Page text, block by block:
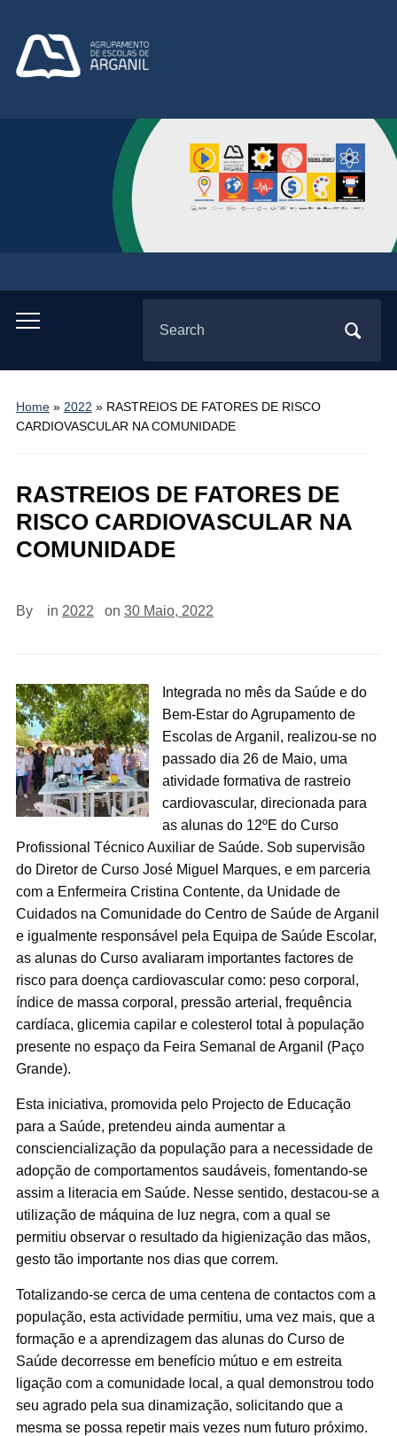
Toggle
menu
for:
Home» 2022 » RASTREIOS DE FATORES DE RISCO
CARDIOVASCULAR NA COMUNIDADE
RASTREIOS DE FATORES DE
RISCO CARDIOVASCULAR NA
COMUNIDADE
By in 2022 on 30 Maio, 2022
Integrada no mês da Saúde e do
Bem-Estar do Agrupamento de
Escolas de Arganil, realizou-se no
passado dia 26 de Maio, uma
atividade formativa de rastreio
cardiovascular, direcionada para
as alunas do 12ºE do Curso
Profissional Técnico Auxiliar de Saúde. Sob supervisão
do Diretor de Curso José Miguel Marques, e em parceria
com a Enfermeira Cristina Contente, da Unidade de
Cuidados na Comunidade do Centro de Saúde de Arganil
e igualmente responsável pela Equipa de Saúde Escolar,
as alunas do Curso avaliaram importantes factores de
risco para doença cardiovascular como: peso corporal,
índice de massa corporal, pressão arterial, frequência
cardíaca, glicemia capilar e colesterol total à população
presente no espaço da Feira Semanal de Arganil (Paço
Grande).
Esta iniciativa, promovida pelo Projecto de Educação
para a Saúde, pretendeu ainda aumentar a
consciencialização da população para a necessidade de
adopção de comportamentos saudáveis, fomentando-se
assim a literacia em Saúde. Nesse sentido, destacou-se a
utilização de máquina de luz negra, com a qual se
permitiu observar o resultado da higienização das mãos,
gesto tão importante nos dias que correm.
Totalizando-se cerca de uma centena de contactos com a
população, esta actividade permitiu, uma vez mais, que a
formação e a aprendizagem das alunas do Curso de
Saúde decorresse em benefício mútuo e em estreita
ligação com a comunidade local, a qual demonstrou todo
seu agrado pela sua dinamização, solicitando que a
mesma se possa repetir mais vezes num futuro próximo.